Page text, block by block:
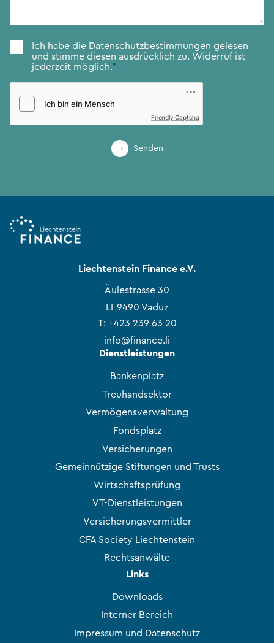
Zustimmung*
Ich habe die Datenschutzbestimmungen gelesen
und stimme diesen ausdrücklich zu. Widerruf ist
jederzeit möglich.*
Friendly Captcha
Senden
Liechtenstein Finance e.V.
Äulestrasse 30
LI-9490 Vaduz
T: +423 239 63 20
info@finance.li
Dienstleistungen
Bankenplatz
Treuhandsektor
Vermögensverwaltung
Fondsplatz
Versicherungen
Gemeinnützige Stiftungen und Trusts
Wirtschaftsprüfung
VT-Dienstleistungen
Versicherungsvermittler
CFA Society Liechtenstein
Rechtsanwälte
Links
Downloads
Interner Bereich
Impressum und Datenschutz